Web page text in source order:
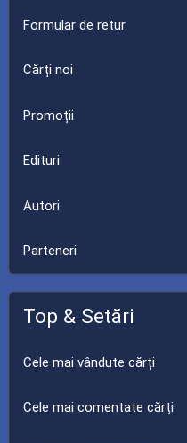
Formular de retur
Cărți noi
Promoții
Edituri
Autori
Parteneri
Top & Setări
Cele mai vândute cărți
Cele mai comentate cărți